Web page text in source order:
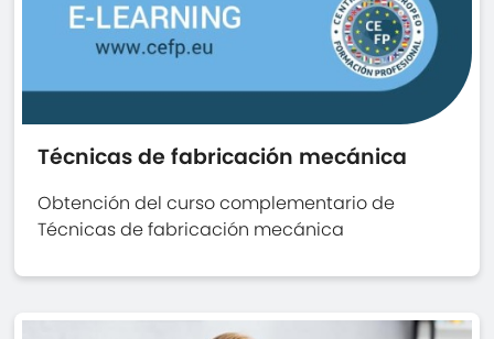
Técnicas de fabricación mecánica
Obtención del curso complementario de
Técnicas de fabricación mecánica